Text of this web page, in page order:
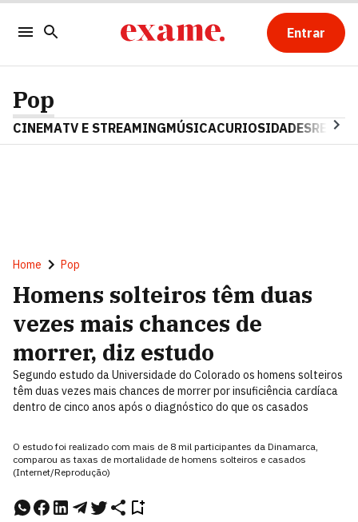
Entrar
Pop
CINEMATV E STREAMINGMÚSICACURIOSIDADES
Home Pop
Homens solteiros têm duas
vezes mais chances de
morrer, diz estudo
Segundo estudo da Universidade do Colorado os homens solteiros
têm duas vezes mais chances de morrer por insuficiência cardíaca
dentro de cinco anos após o diagnóstico do que os casados
O estudo foi realizado com mais de 8 mil participantes da Dinamarca,
comparou as taxas de mortalidade de homens solteiros e casados
(Internet/Reprodução)